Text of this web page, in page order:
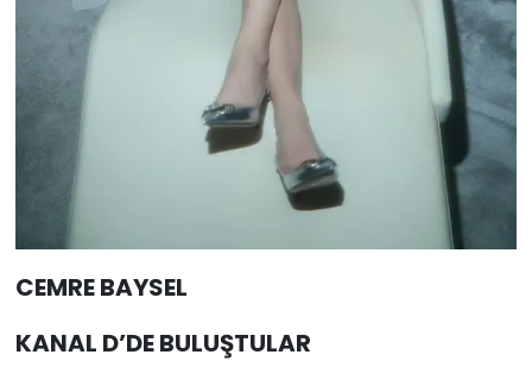
CEMRE BAYSEL
KANAL D’DE BULUŞTULAR